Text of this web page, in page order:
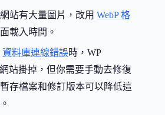
網站有大量圖片，改用 WebP 格
載入時間。
資料庫連線錯誤時，WP
站掛掉，但你需要手動去修復
存檔案和修訂版本可以降低這